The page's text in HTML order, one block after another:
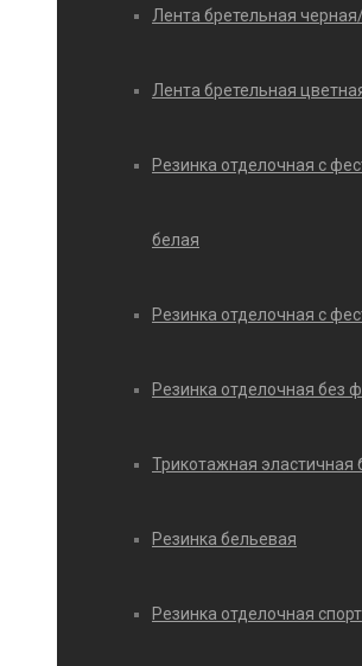
Лента бретельная
Лента бретельная
Резинка отделочная с
белая
Резинка отделочная с
Резинка отделочная без
Трикотажная эластичная
Резинка бельевая
Резинка отделочная спорт